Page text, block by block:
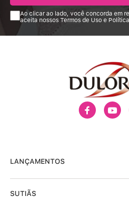
Ao clicar ao lado, você concorda em
aceita nossos Termos de Uso e
LANÇAMENTOS
SUTIÃS